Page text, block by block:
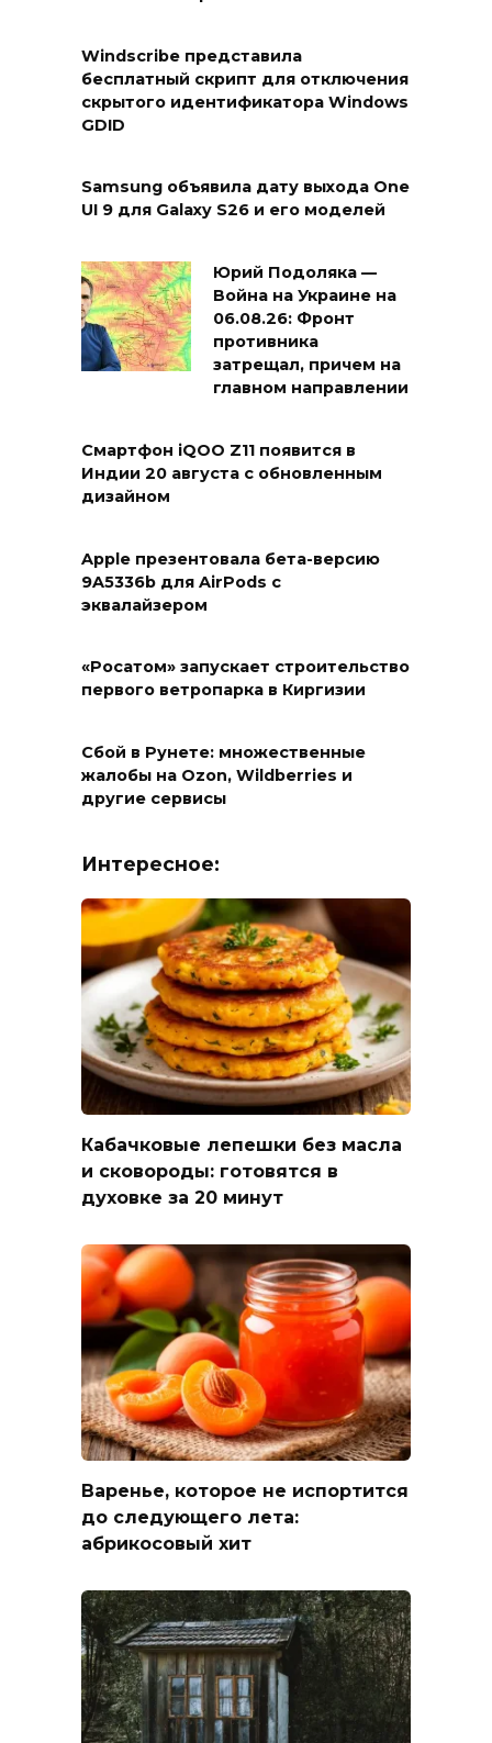
Windscribe представила
бесплатный скрипт для отключения
скрытого идентификатора Windows
GDID
Samsung объявила дату выхода One
UI 9 для Galaxy S26 и его моделей
Юрий Подоляка —
Война на Украине на
06.08.26: Фронт
противника
затрещал, причем на
главном направлении
Смартфон iQOO Z11 появится в
Индии 20 августа с обновленным
дизайном
Apple презентовала бета-версию
9A5336b для AirPods с
эквалайзером
«Росатом» запускает строительство
первого ветропарка в Киргизии
Сбой в Рунете: множественные
жалобы на Ozon, Wildberries и
другие сервисы
Интересное:
Кабачковые лепешки без масла
и сковороды: готовятся в
духовке за 20 минут
Варенье, которое не испортится
до следующего лета:
абрикосовый хит